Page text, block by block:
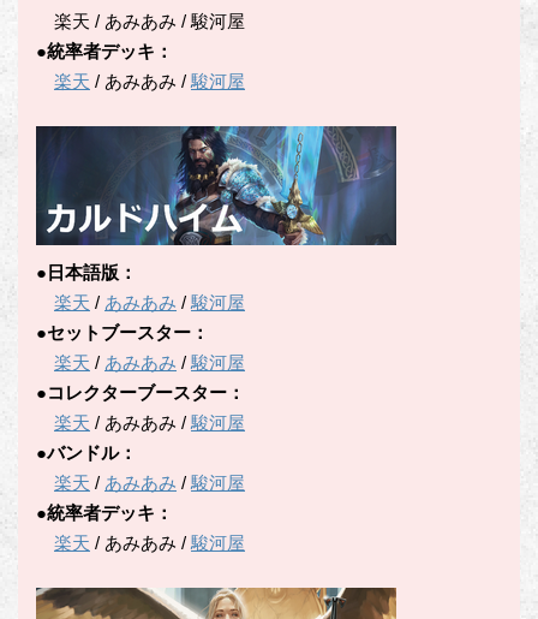
楽天 / あみあみ / 駿河屋
●統率者デッキ：
楽天 / あみあみ /駿河屋
●日本語版：
楽天 / あみあみ /駿河屋
●セットブースター：
楽天 / あみあみ /駿河屋
●コレクターブースター：
楽天 / あみあみ /駿河屋
●バンドル：
楽天 / あみあみ /駿河屋
●統率者デッキ：
楽天 / あみあみ /駿河屋